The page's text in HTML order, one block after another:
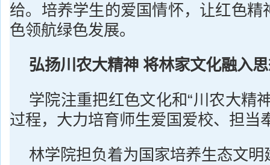
给。培养学生的爱国情怀，让红色精
色领航绿色发展。
弘扬川农大精神 将林家文化融入
学院注重把红色文化和“川农大精
过程，大力培育师生爱国爱校、担当
林学院担负着为国家培养生态文